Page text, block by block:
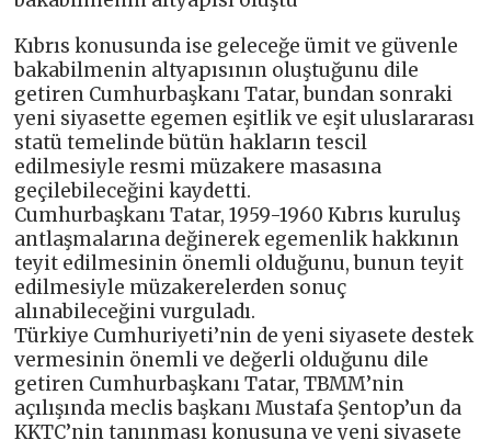
Kıbrıs konusunda ise geleceğe ümit ve güvenle
bakabilmenin altyapısının oluştuğunu dile
getiren Cumhurbaşkanı Tatar, bundan sonraki
yeni siyasette egemen eşitlik ve eşit uluslararası
statü temelinde bütün hakların tescil
edilmesiyle resmi müzakere masasına
geçilebileceğini kaydetti.
Cumhurbaşkanı Tatar, 1959-1960 Kıbrıs kuruluş
antlaşmalarına değinerek egemenlik hakkının
teyit edilmesinin önemli olduğunu, bunun teyit
edilmesiyle müzakerelerden sonuç
alınabileceğini vurguladı.
Türkiye Cumhuriyeti’nin de yeni siyasete destek
vermesinin önemli ve değerli olduğunu dile
getiren Cumhurbaşkanı Tatar, TBMM’nin
açılışında meclis başkanı Mustafa Şentop’un da
KKTC’nin tanınması konusuna ve yeni siyasete